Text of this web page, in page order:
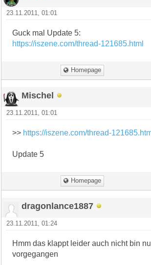
23.11.2011, 01:01
Guck mal Update 5:
https://iszene.com/thread-121685.html
Homepage
Mischel
23.11.2011, 01:01
>> https://iszene.com/thread-
Update 5
Homepage
dragonlance1887
23.11.2011, 01:24
Hmm das klappt leider auch nicht bin
vorgegangen